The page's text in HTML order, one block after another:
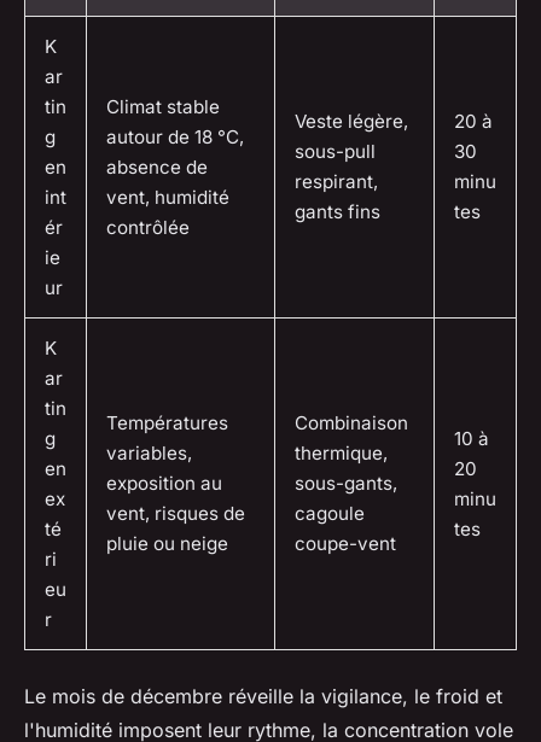
K
ar
tin
g
en
int
ér
ie
ur
Climat stable
autour de 18 °C,
absence de
vent, humidité
contrôlée
Veste légère,
sous-pull
respirant,
gants fins
20 à
30
minu
tes
K
ar
tin
g
en
ex
té
ri
eu
r
Températures
variables,
exposition au
vent, risques de
pluie ou neige
Combinaison
thermique,
sous-gants,
cagoule
coupe-vent
10 à
20
minu
tes
Le mois de décembre réveille la vigilance, le froid et
l'humidité imposent leur rythme, la concentration vole